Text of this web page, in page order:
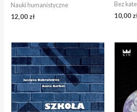
Nauki humanistyczne
12,00 zł
Bez
10,00